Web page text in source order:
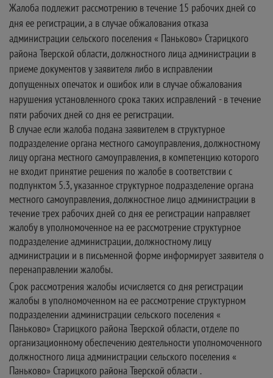
Жалоба подлежит рассмотрению в течение 15 рабочих дней со
дня ее регистрации, а в случае обжалования отказа
администрации сельского поселения « Паньково» Старицкого
района Тверской области, должностного лица администрации в
приеме документов у заявителя либо в исправлении
допущенных опечаток и ошибок или в случае обжалования
нарушения установленного срока таких исправлений - в течение
пяти рабочих дней со дня ее регистрации.
В случае если жалоба подана заявителем в структурное
подразделение органа местного самоуправления, должностному
лицу органа местного самоуправления, в компетенцию которого
не входит принятие решения по жалобе в соответствии с
подпунктом 5.3, указанное структурное подразделение органа
местного самоуправления, должностное лицо администрации в
течение трех рабочих дней со дня ее регистрации направляет
жалобу в уполномоченное на ее рассмотрение структурное
подразделение администрации, должностному лицу
администрации и в письменной форме информирует заявителя о
перенаправлении жалобы.
Срок рассмотрения жалобы исчисляется со дня регистрации
жалобы в уполномоченном на ее рассмотрение структурном
подразделении администрации сельского поселения «
Паньково» Старицкого района Тверской области, отделе по
организационному обеспечению деятельности уполномоченного
должностного лица администрации сельского поселения «
Паньково» Старицкого района Тверской области .